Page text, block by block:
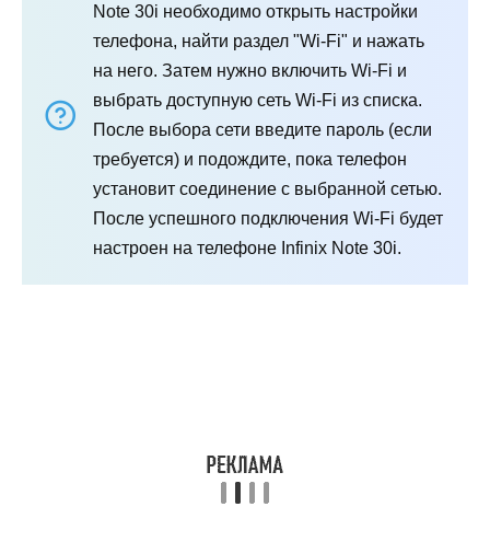
Note 30i необходимо открыть настройки
телефона, найти раздел "Wi-Fi" и нажать
на него. Затем нужно включить Wi-Fi и
выбрать доступную сеть Wi-Fi из списка.
После выбора сети введите пароль (если
требуется) и подождите, пока телефон
установит соединение с выбранной сетью.
После успешного подключения Wi-Fi будет
настроен на телефоне Infinix Note 30i.